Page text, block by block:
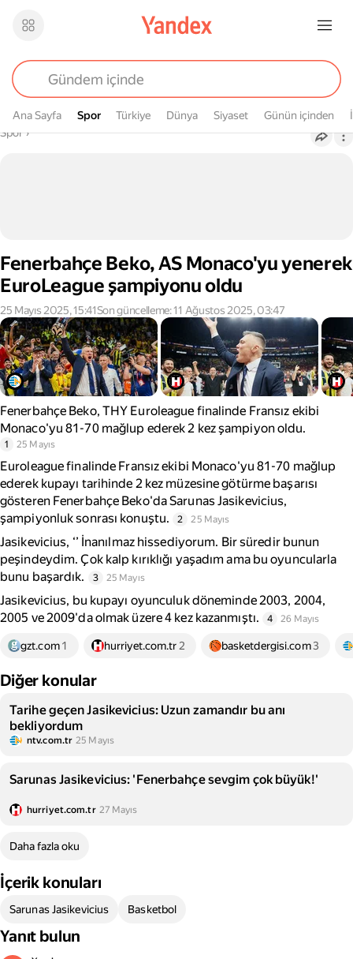
Ana Sayfa Spor
Spor Türkiye Dünya Siyaset Günün içinden
Buradasın
Spor›
Fenerbahçe Beko, AS Monaco'yu yenerek
EuroLeague şampiyonu oldu
25 Mayıs 2025, 15:41Son güncelleme: 11 Ağustos 2025, 03:47
Fenerbahçe Beko, THY Euroleague finalinde Fransız ekibi
Monaco'yu 81-70 mağlup ederek 2 kez şampiyon oldu.
1 25 Mayıs
Euroleague finalinde Fransız ekibi Monaco'yu 81-70 mağlup
ederek kupayı tarihinde 2 kez müzesine götürme başarısı
gösteren Fenerbahçe Beko'da Sarunas Jasikevicius,
şampiyonluk sonrası konuştu.
2 25 Mayıs
Jasikevicius, ‘’ İnanılmaz hissediyorum. Bir süredir bunun
peşindeydim. Çok kalp kırıklığı yaşadım ama bu oyuncularla
bunu başardık.
3 25 Mayıs
Jasikevicius, bu kupayı oyunculuk döneminde 2003, 2004,
2005 ve 2009'da olmak üzere 4 kez kazanmıştı.
4 26 Mayıs
gzt.com 1 hurriyet.com.tr 2 basketdergisi.com3
Diğer konular
Tarihe geçen Jasikevicius: Uzun zamandır bu anı
bekliyordum
ntv.com.tr 25 Mayıs
Sarunas Jasikevicius: 'Fenerbahçe sevgim çok büyük!'
hurriyet.com.tr 27 Mayıs
Daha fazla oku
İçerik konuları
Sarunas Jasikevicius Basketbol
Yanıt bulun